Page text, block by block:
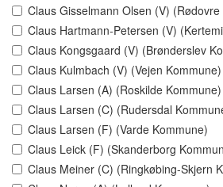
Claus Gisselmann Olsen (V)
Claus Hartmann-Petersen (V)
Claus Kongsgaard (V) (Brønderslev
Claus Kulmbach (V) (Vejen Kommune)
Claus Larsen (A) (Roskilde Kommune)
Claus Larsen (C) (Rudersdal
Claus Larsen (F) (Varde Kommune)
Claus Leick (F) (Skanderborg
Claus Meiner (C) (Ringkøbing-Skjern